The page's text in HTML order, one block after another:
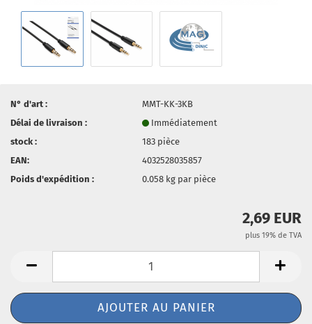
N° d'art :
MMT-KK-3KB
Délai de livraison :
Immédiatement
stock :
183 pièce
EAN:
4032528035857
Poids d'expédition :
0.058 kg par pièce
2,69 EUR
plus 19% de TVA